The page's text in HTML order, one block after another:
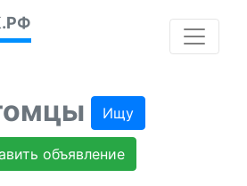
Ищу
объявление